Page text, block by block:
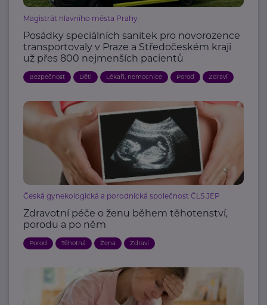
Magistrát hlavního města Prahy
Posádky speciálních sanitek pro novorozence
transportovaly v Praze a Středočeském kraji
už přes 800 nejmenších pacientů
Bezpečnost Děti Lékaři, nemocnice Porod Zdraví
Česká gynekologická a porodnická společnost ČLS JEP
Zdravotní péče o ženu během těhotenství,
porodu a po něm
Porod Těhotná Žena Zdraví